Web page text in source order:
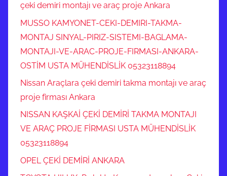
çeki demiri montajı ve araç proje Ankara
MUSSO KAMYONET-CEKI-DEMIRI-TAKMA-
MONTAJ SINYAL-PIRIZ-SISTEMI-BAGLAMA-
MONTAJI-VE-ARAC-PROJE-FIRMASI-ANKARA-
OSTİM USTA MÜHENDİSLİK 05323118894
Nissan Araçlara çeki demiri takma montajı ve araç
proje firması Ankara
NISSAN KAŞKAİ ÇEKİ DEMİRİ TAKMA MONTAJI
VE ARAÇ PROJE FİRMASI USTA MÜHENDİSLİK
05323118894
OPEL ÇEKİ DEMİRİ ANKARA